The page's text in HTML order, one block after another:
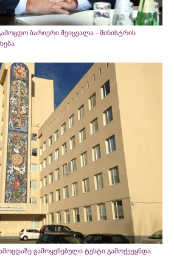
ბარიერი შეიცვალა - მინისტრის
გამოყენებული ტესტი გამოქვეყნდა